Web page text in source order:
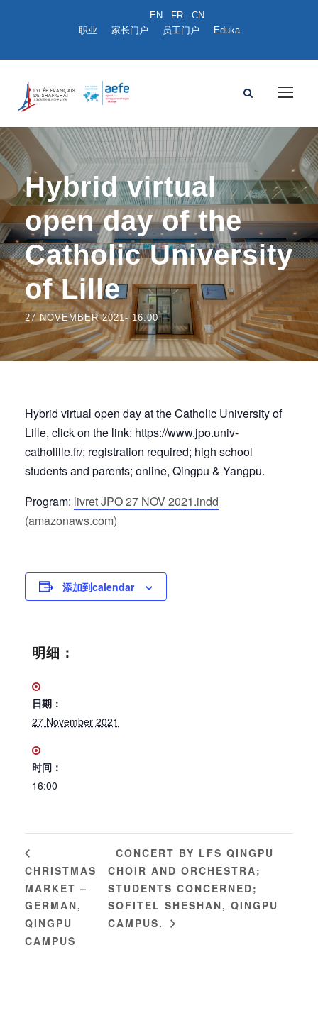
职业 家长门户 员工门户 Eduka
Hybrid virtual
open day of the
Catholic University
of Lille
27 NOVEMBER 2021- 16:00
Hybrid virtual open day at the Catholic University of
Lille, click on the link: https://www.jpo.univ-
catholille.fr/; registration required; high school
students and parents; online, Qingpu & Yangpu.
Program: livret JPO 27 NOV 2021.indd
(amazonaws.com)
添加到calendar
明细：
日期：
27 November 2021
时间：
16:00
CHRISTMAS
MARKET –
GERMAN,
QINGPU
CAMPUS
CONCERT BY LFS QINGPU
CHOIR AND ORCHESTRA;
STUDENTS CONCERNED;
SOFITEL SHESHAN, QINGPU
CAMPUS.